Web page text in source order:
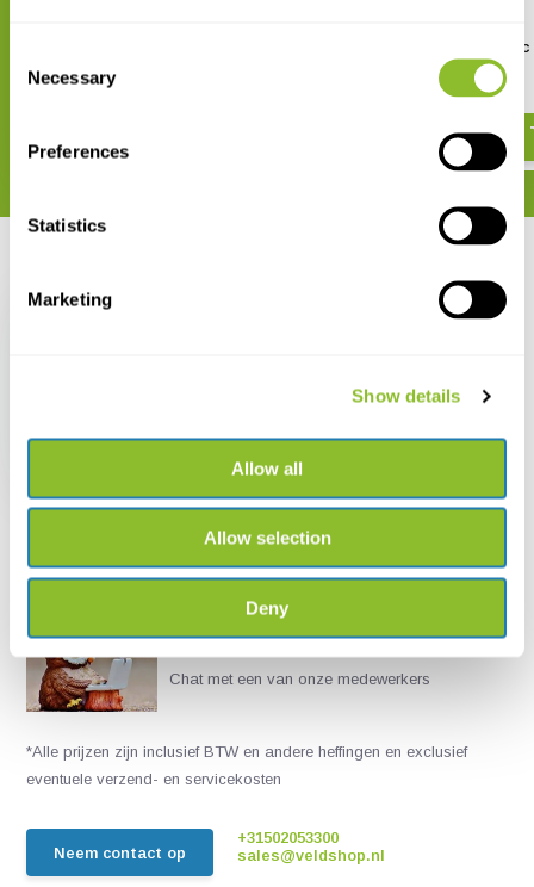
Selection
Necessary
Preferences
Statistics
Marketing
Show details
Allow all
Allow selection
Deny
The Biology of Aquatic
Wetland Plants
€ 83,29
Chat met een van onze medewerkers
*Alle prijzen zijn inclusief BTW en andere heffingen en exclusief
eventuele verzend- en servicekosten
Neem contact op
+31502053300
sales@veldshop.nl